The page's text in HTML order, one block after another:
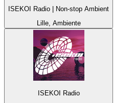
ISEKOI Radio | Non-stop Ambient
Lille, Ambiente
ISEKOI Radio